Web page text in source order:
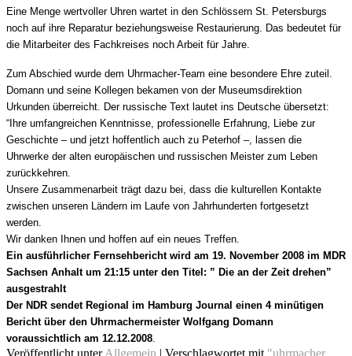
Eine Menge wertvoller Uhren wartet in den Schlössern St. Petersburgs
noch auf ihre Reparatur beziehungsweise Restaurierung. Das bedeutet für
die Mitarbeiter des Fachkreises noch Arbeit für Jahre.
Zum Abschied wurde dem Uhrmacher-Team eine besondere Ehre zuteil.
Domann und seine Kollegen bekamen von der Museumsdirektion
Urkunden überreicht. Der russische Text lautet ins Deutsche übersetzt:
“Ihre umfangreichen Kenntnisse, professionelle Erfahrung, Liebe zur
Geschichte – und jetzt hoffentlich auch zu Peterhof –, lassen die
Uhrwerke der alten europäischen und russischen Meister zum Leben
zurückkehren.
Unsere Zusammenarbeit trägt dazu bei, dass die kulturellen Kontakte
zwischen unseren Ländern im Laufe von Jahrhunderten fortgesetzt
werden.
Wir danken Ihnen und hoffen auf ein neues Treffen.
Ein ausführlicher Fernsehbericht wird am 19. November 2008 im MDR
Sachsen Anhalt um 21:15 unter den Titel: ” Die an der Zeit drehen”
ausgestrahlt
Der NDR sendet Regional im Hamburg Journal einen 4 minütigen
Bericht über den Uhrmachermeister Wolfgang Domann
voraussichtlich am 12.12.2008
Veröffentlicht unter Allgemein | Verschlagwortet mit "uhrmacher